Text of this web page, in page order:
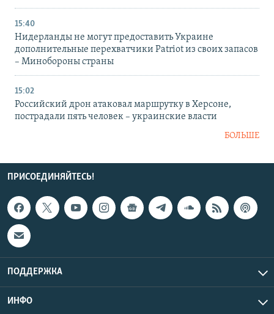
15:40
Нидерланды не могут предоставить Украине
дополнительные перехватчики Patriot из своих запасов
– Минобороны страны
15:02
Российский дрон атаковал маршрутку в Херсоне,
пострадали пять человек – украинские власти
БОЛЬШЕ
ПРИСОЕДИНЯЙТЕСЬ!
ПОДДЕРЖКА
ИНФО